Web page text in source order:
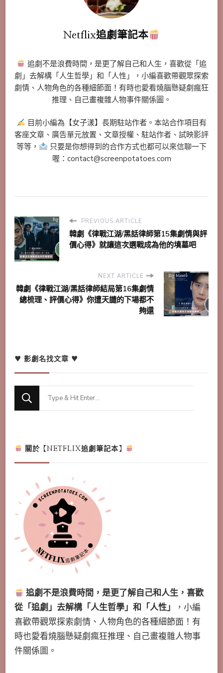
Netflix追劇筆記本
追劇不是浪費時間，是更了解自己和人生，喜歡從「追
劇」去解構「人生哲學」和「人性」，小編喜歡帶觀眾探索
劇情、人物角色的各種細節面！有時也愛看燒腦懸疑劇瘋狂
推理、自己畫複雜人物事件關係圖。
目前小編為【女子漾】長期駐站作者。本站合作項目有
客座文章、廣告單元放置、文章授權、駐站作者、試映影評
等等，
只要是你想得到的合作方式也都可以來信聊一下
喔：contact@screenpotatoes.com
PREVIOUS ARTICLE
韓劇《律戰江湖/黑話律師第15集劇情與評
價心得》就讓這次選戰成為他的墳墓吧
NEXT ARTICLE
韓劇《律戰江湖/黑話律師結局第16集劇情
總梳理、評價心得》你遭天譴的下場都不
夠還
♥ 影劇名找文章 ♥
Looking
關於【NETFLIX追劇筆記本】
追劇不是浪費時間，是更了解自己和人生，喜歡
從「追劇」去解構「人生哲學」和「人性」
，小編
喜歡帶觀眾探索劇情、人物角色的各種細節面！有
時也愛看燒腦懸疑劇瘋狂推理、自己畫複雜人物事
件關係圖。